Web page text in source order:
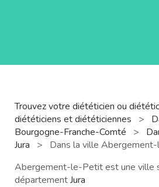
Trouvez votre diététicien ou
diététiciens et diététiciennes
>
Bourgogne-Franche-Comté
>
Jura
>
Dans la ville
Abergement-le-Petit est une ville
départementJura